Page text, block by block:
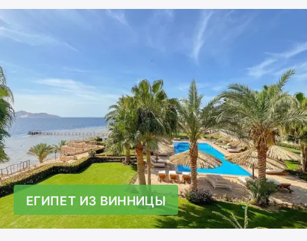
ЕГИПЕТ ИЗ ВИННИЦЫ